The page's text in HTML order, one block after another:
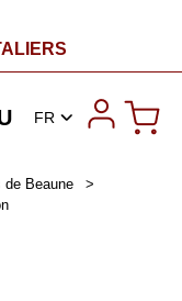
FR
de Beaune
>